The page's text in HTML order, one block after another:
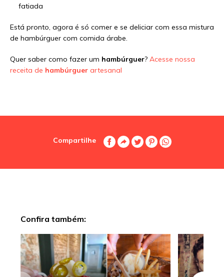
fatiada
Está pronto, agora é só comer e se deliciar com essa mistura
de hambúrguer com comida árabe.
Quer saber como fazer um hambúrguer? Acesse nossa
receita de hambúrguer artesanal
Compartilhe
Confira também: